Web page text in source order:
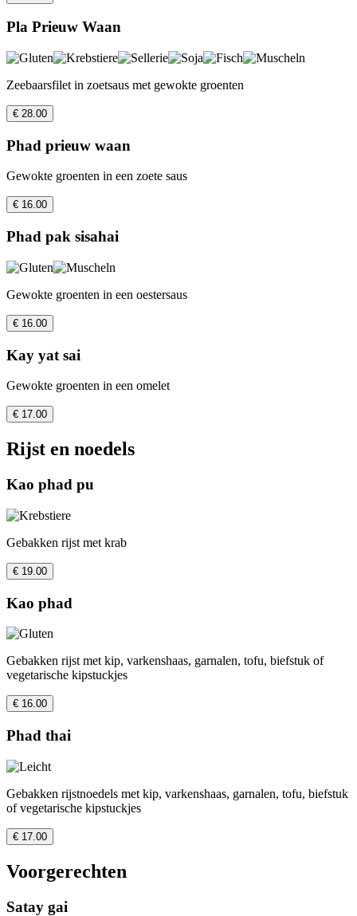
Pla Prieuw Waan
Zeebaarsfilet in zoetsaus met gewokte groenten
€ 28.00
Phad prieuw waan
Gewokte groenten in een zoete saus
€ 16.00
Phad pak sisahai
Gewokte groenten in een oestersaus
€ 16.00
Kay yat sai
Gewokte groenten in een omelet
€ 17.00
Rijst en noedels
Kao phad pu
Gebakken rijst met krab
€ 19.00
Kao phad
Gebakken rijst met kip, varkenshaas, garnalen, tofu, biefstuk of
vegetarische kipstuckjes
€ 16.00
Phad thai
Gebakken rijstnoedels met kip, varkenshaas, garnalen, tofu, biefstuk
of vegetarische kipstuckjes
€ 17.00
Voorgerechten
Satay gai